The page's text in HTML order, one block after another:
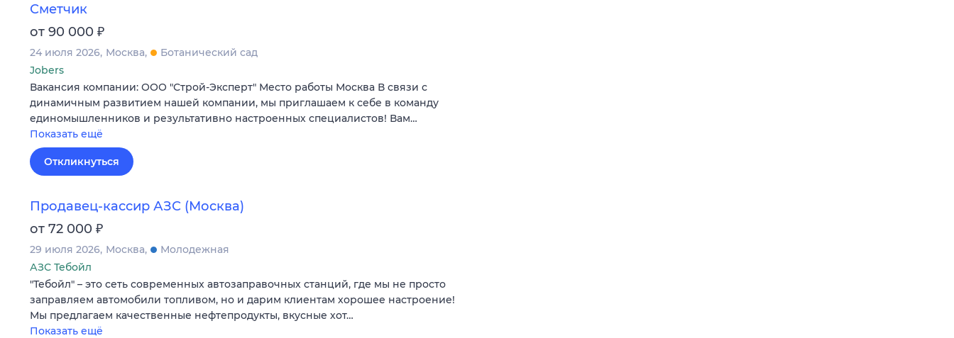
Сметчик
от 90 000 ₽
24 июля 2026 Москва
Ботанический сад
Jobers
Вакансия компании: ООО "Строй-Эксперт" Место работы Москва В связи с
динамичным развитием нашей компании, мы приглашаем к себе в команду
единомышленников и результативно настроенных специалистов! Вам…
Показать ещё
Откликнуться
Продавец-кассир АЗС (Москва)
от 72 000 ₽
29 июля 2026 Москва
Молодежная
АЗС Тебойл
"Тебойл" – это сеть современных автозаправочных станций, где мы не просто
заправляем автомобили топливом, но и дарим клиентам хорошее настроение!
Мы предлагаем качественные нефтепродукты, вкусные хот…
Показать ещё